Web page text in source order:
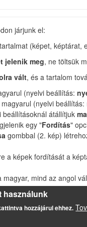
járjunk el:
(képet, képtárat,
jelenik meg, ne töltsük
vált, és a tartalom
(nyelvi beállítás:
(nyelvi beállítás:
beállításoknál átállítjuk
egy "Fordítás"
gombbal (2. kép)
a képek fordítását a
mind az angol
használunk
hozzájárul ehhez.